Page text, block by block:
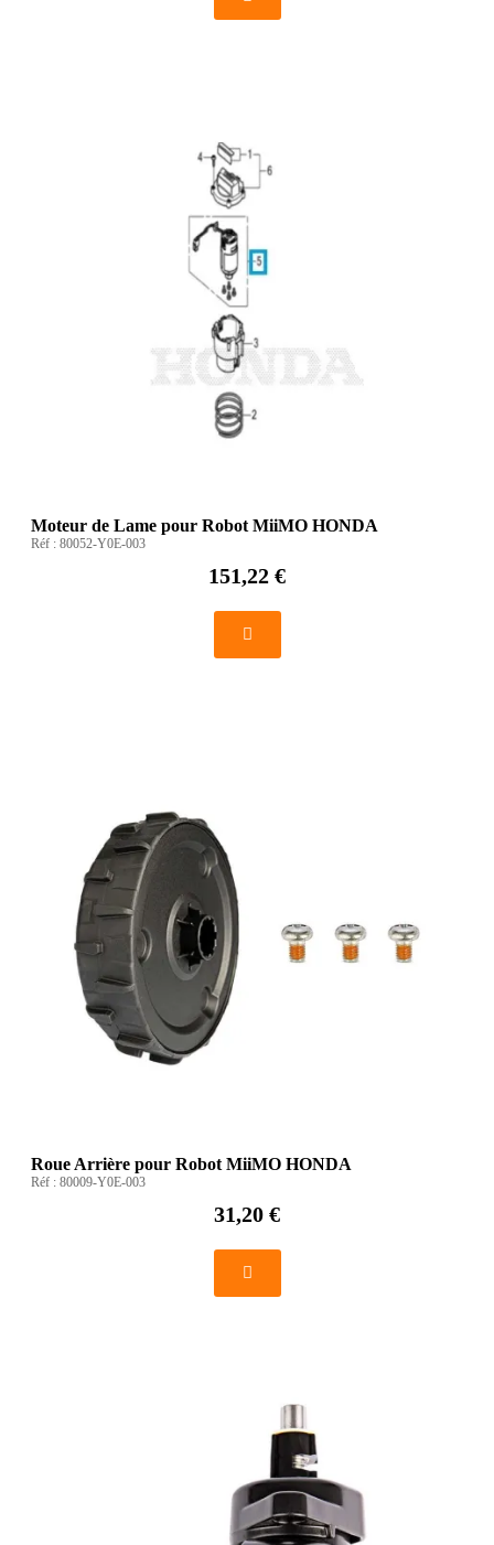
Moteur de Lame pour Robot MiiMO HONDA
Réf : 80052-Y0E-003
151,22 €
Roue Arrière pour Robot MiiMO HONDA
Réf : 80009-Y0E-003
31,20 €